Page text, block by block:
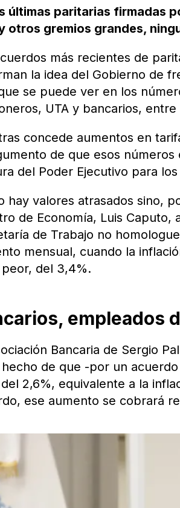
últimas paritarias firmadas
otros gremios grandes,
más recientes de
la idea del Gobierno de
se puede ver en los
UTA y bancarios,
concede aumentos en
de que esos números
del Poder Ejecutivo para
hay valores atrasados sino,
de Economía, Luis Caputo,
de Trabajo no
mensual, cuando la
del 3,4%.
empleados
Bancaria de Sergio
de que -por un
2,6%, equivalente a la
ese aumento se cobrará